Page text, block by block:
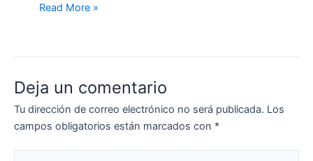
Read More »
Deja un comentario
Tu dirección de correo electrónico no será publicada. Los
campos obligatorios están marcados con *